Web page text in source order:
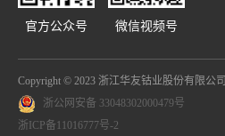
官方公众号 微信视频号
Copyright © 2023 浙江华友钴业股份有限公司
浙公网安备 33048302000479号
浙ICP备11016777号-2